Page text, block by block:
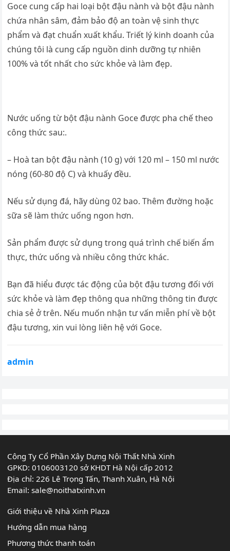
Goce cung cấp hai loại bột đậu nành và bột đậu nành
chứa nhân sâm, đảm bảo độ an toàn vệ sinh thực
phẩm và đạt chuẩn xuất khẩu. Triết lý kinh doanh của
chúng tôi là cung cấp nguồn dinh dưỡng tự nhiên
100% và tốt nhất cho sức khỏe và làm đẹp.
Nước uống từ bột đậu nành Goce được pha chế theo
công thức sau:.
– Hoà tan bột đậu nành (10 g) với 120 ml – 150 ml nước
nóng (60-80 độ C) và khuấy đều.
Nếu sử dụng đá, hãy dùng 02 bao. Thêm đường hoặc
sữa sẽ làm thức uống ngon hơn.
Sản phẩm được sử dụng trong quá trình chế biến ẩm
thực, thức uống và nhiều công thức khác.
Bạn đã hiểu được tác động của bột đậu tương đối với
sức khỏe và làm đẹp thông qua những thông tin được
chia sẻ ở trên. Nếu muốn nhận tư vấn miễn phí về bột
đậu tương, xin vui lòng liên hệ với Goce.
admin
Công Ty Cổ Phần Xây Dựng Nội Thất Nhà Xinh
GPKD: 0106003120 sở KHDT Hà Nội cấp 2012
Địa chỉ: 226 Lê Trọng Tấn, Thanh Xuân, Hà Nội
Email:sale@noithatxinh.vn
Giới thiệu về Nhà Xinh Plaza
Hướng dẫn mua hàng
Phương thức thanh toán